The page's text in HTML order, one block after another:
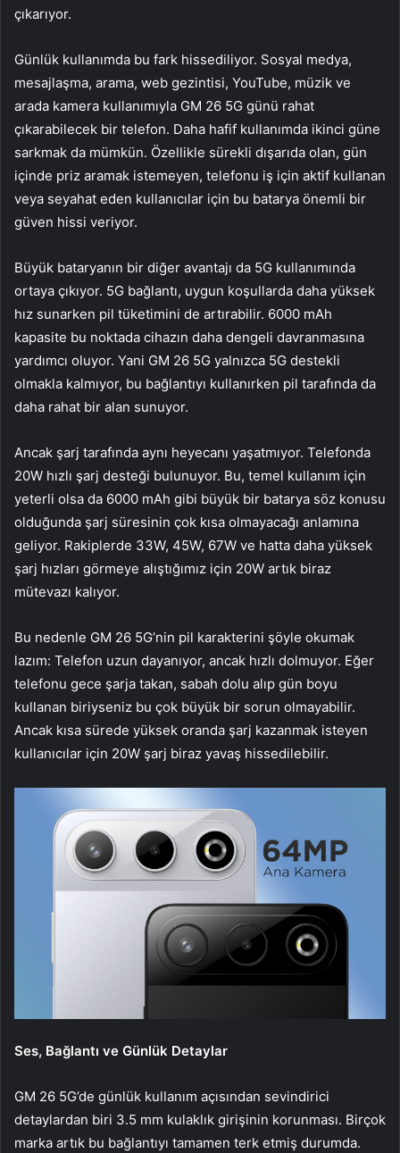
çıkarıyor.
Günlük kullanımda bu fark hissediliyor. Sosyal medya,
mesajlaşma, arama, web gezintisi, YouTube, müzik ve
arada kamera kullanımıyla GM 26 5G günü rahat
çıkarabilecek bir telefon. Daha hafif kullanımda ikinci güne
sarkmak da mümkün. Özellikle sürekli dışarıda olan, gün
içinde priz aramak istemeyen, telefonu iş için aktif kullanan
veya seyahat eden kullanıcılar için bu batarya önemli bir
güven hissi veriyor.
Büyük bataryanın bir diğer avantajı da 5G kullanımında
ortaya çıkıyor. 5G bağlantı, uygun koşullarda daha yüksek
hız sunarken pil tüketimini de artırabilir. 6000 mAh
kapasite bu noktada cihazın daha dengeli davranmasına
yardımcı oluyor. Yani GM 26 5G yalnızca 5G destekli
olmakla kalmıyor, bu bağlantıyı kullanırken pil tarafında da
daha rahat bir alan sunuyor.
Ancak şarj tarafında aynı heyecanı yaşatmıyor. Telefonda
20W hızlı şarj desteği bulunuyor. Bu, temel kullanım için
yeterli olsa da 6000 mAh gibi büyük bir batarya söz konusu
olduğunda şarj süresinin çok kısa olmayacağı anlamına
geliyor. Rakiplerde 33W, 45W, 67W ve hatta daha yüksek
şarj hızları görmeye alıştığımız için 20W artık biraz
mütevazı kalıyor.
Bu nedenle GM 26 5G’nin pil karakterini şöyle okumak
lazım: Telefon uzun dayanıyor, ancak hızlı dolmuyor. Eğer
telefonu gece şarja takan, sabah dolu alıp gün boyu
kullanan biriyseniz bu çok büyük bir sorun olmayabilir.
Ancak kısa sürede yüksek oranda şarj kazanmak isteyen
kullanıcılar için 20W şarj biraz yavaş hissedilebilir.
Ses, Bağlantı ve Günlük Detaylar
GM 26 5G’de günlük kullanım açısından sevindirici
detaylardan biri 3.5 mm kulaklık girişinin korunması. Birçok
marka artık bu bağlantıyı tamamen terk etmiş durumda.